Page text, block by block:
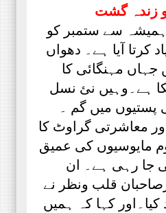
زندہ گشت
سے ستمبر کو
کرتا آیا ہے۔ دھواں
مہنگائی کا
ہے۔وہیں نئ نسل
پستیوں میں گم ۔
معاشرتی گراوٹ کا
مایوسیوں کی عمیق
جا رہی ہے۔ ان
قلب ونظر نے
کیا۔اور کہا کہ ہمیں